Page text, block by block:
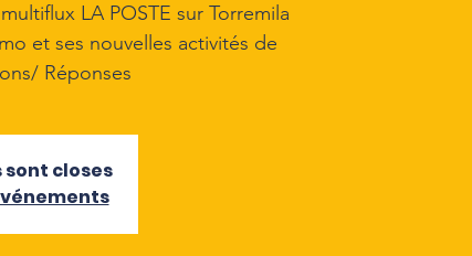
LA POSTE sur Torremila
et ses nouvelles activités de
Réponses
sont closes